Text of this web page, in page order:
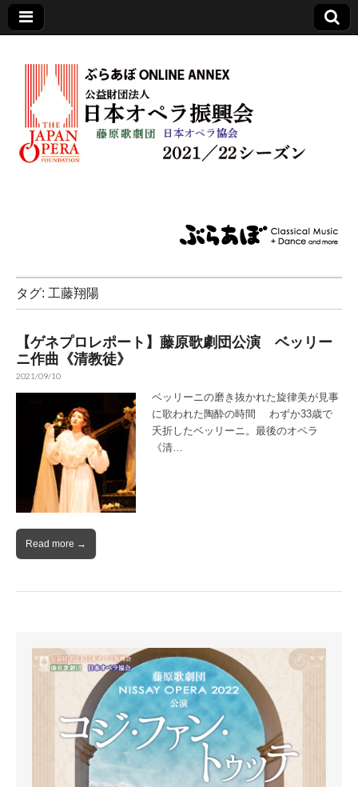
日本オペラ振興会
タグ: 工藤翔陽
【ゲネプロレポート】藤原歌劇団公演 ベッリー
ニ作曲《清教徒》
2021/09/10
ベッリーニの磨き抜かれた旋律美が見事
に歌われた陶酔の時間 わずか33歳で
夭折したベッリーニ。最後のオペラ
《清…
Read more →